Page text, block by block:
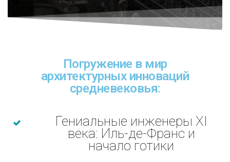
Погружение в мир
архитектурных инноваций
средневековья:
Гениальные инженеры XI
века: Иль-де-Франс и
начало готики